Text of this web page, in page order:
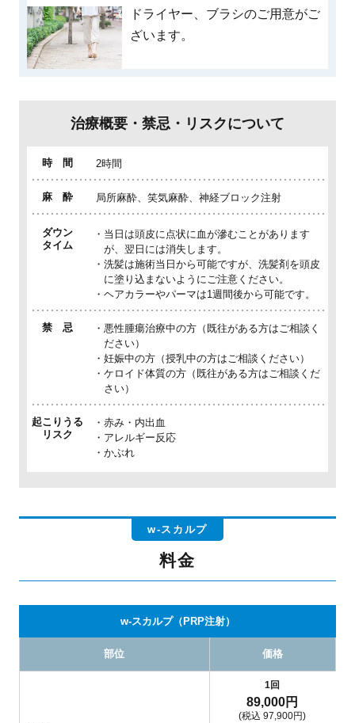
ドライヤー、ブラシのご用意がご
ざいます。
治療概要・禁忌・リスクについて
時 間 2時間
麻 酔 局所麻酔、笑気麻酔、神経ブロック注射
ダウン
タイム
当日は頭皮に点状に血が滲むことがあります
が、翌日には消失します。
洗髪は施術当日から可能ですが、洗髪剤を頭皮
に塗り込まないようにご注意ください。
ヘアカラーやパーマは1週間後から可能です。
禁 忌
悪性腫瘍治療中の方（既往がある方はご相談く
ださい）
妊娠中の方（授乳中の方はご相談ください）
ケロイド体質の方（既往がある方はご相談くだ
さい）
起こりうる
リスク
赤み・内出血
アレルギー反応
かぶれ
w-スカルプ
料金
w-スカルプ（PRP注射）
部位 価格
1回
89,000円
(税込 97,900円)